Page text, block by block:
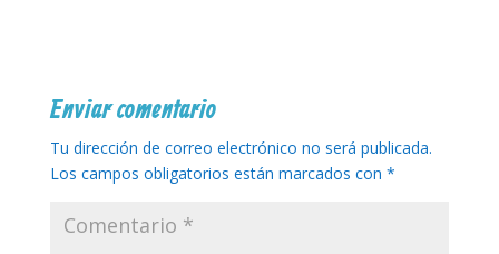
Enviar comentario
Tu dirección de correo electrónico no será publicada.
Los campos obligatorios están marcados con *